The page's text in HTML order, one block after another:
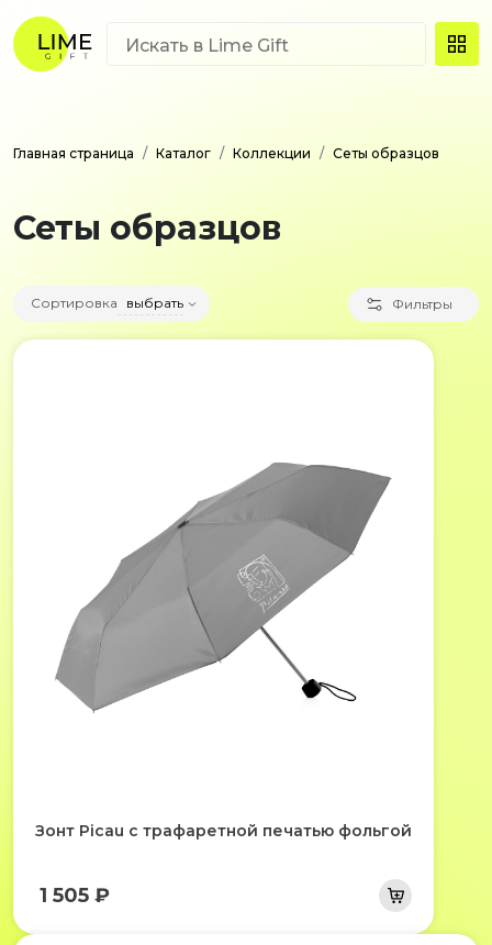
Главная страница Каталог Коллекции Сеты образцов
Сеты образцов
Сортировка выбрать Фильтры
Зонт Picau c трафаретной печатью фольгой
1 505 ₽